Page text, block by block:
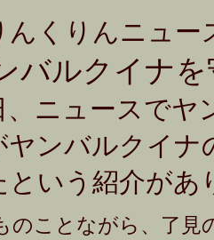
んくりんニュー
バルクイナを
、ニュースでヤ
ヤンバルクイナ
という紹介があ
ことながら、了見